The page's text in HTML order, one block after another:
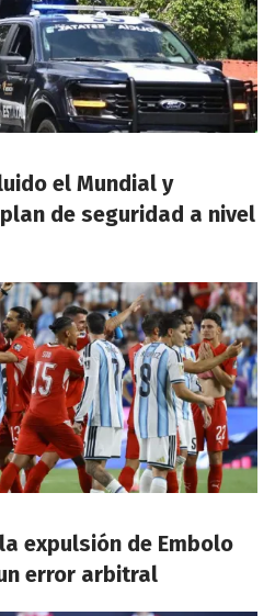
el Mundial y
de seguridad a nivel
expulsión de Embolo
error arbitral